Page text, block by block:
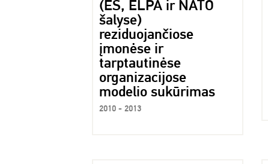
(ES, ELPA ir NATO
šalyse)
reziduojančiose
įmonėse ir
tarptautinėse
organizacijose
modelio sukūrimas
2010 - 2013